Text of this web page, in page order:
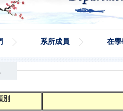
系所成員 在學
別